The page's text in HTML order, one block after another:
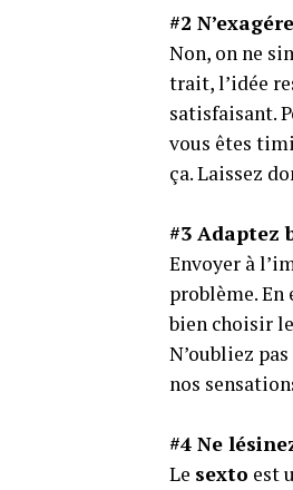
#2
Non, on ne
trait, l’idée
satisfaisant.
vous êtes
ça. Laissez
#3 Adaptez
Envoyer à
problème.
bien choisir
N’oubliez
nos
#4 Ne
Le sexto est